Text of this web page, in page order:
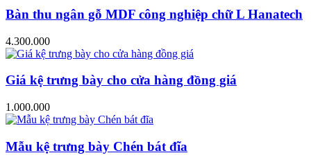
Bàn thu ngân gỗ MDF công nghiệp chữ L Hanatech
4.300.000
Giá kệ trưng bày cho cửa hàng đồng giá
1.000.000
Mẫu kệ trưng bày Chén bát đĩa